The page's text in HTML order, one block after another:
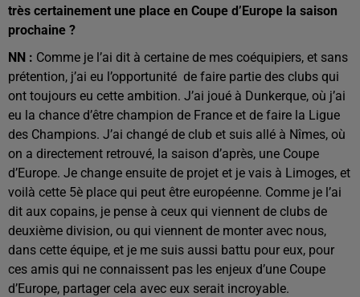
très certainement une place en Coupe d’Europe la saison
prochaine ?
NN : Comme je l’ai dit à certaine de mes coéquipiers, et sans
prétention, j’ai eu l’opportunité de faire partie des clubs qui
ont toujours eu cette ambition. J’ai joué à Dunkerque, où j’ai
eu la chance d’être champion de France et de faire la Ligue
des Champions. J’ai changé de club et suis allé à Nîmes, où
on a directement retrouvé, la saison d’après, une Coupe
d’Europe. Je change ensuite de projet et je vais à Limoges, et
voilà cette 5è place qui peut être européenne. Comme je l’ai
dit aux copains, je pense à ceux qui viennent de clubs de
deuxième division, ou qui viennent de monter avec nous,
dans cette équipe, et je me suis aussi battu pour eux, pour
ces amis qui ne connaissent pas les enjeux d’une Coupe
d’Europe, partager cela avec eux serait incroyable.